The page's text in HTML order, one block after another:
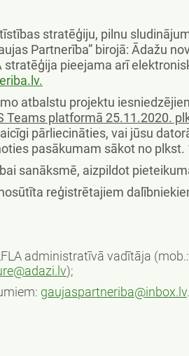
stratēģiju, pilnu
Partnerība” birojā: Ādažu
stratēģija pieejama arī
.
atbalstu projektu
Teams platformā 25.11.2020.
pārliecināties, vai jūsu
pasākumam sākot no plkst.
sanāksmē, aizpildot
reģistrētajiem
administratīvā vadītāja
);
gaujaspartneriba@inbox.lv.